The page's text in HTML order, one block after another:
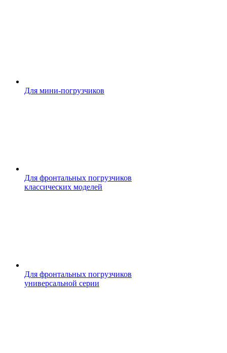
Для мини-погрузчиков
Для фронтальных погрузчиков
классических моделей
Для фронтальных погрузчиков
универсальной серии